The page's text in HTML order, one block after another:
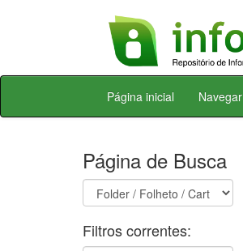
Skip
Página inicial Navegar
Página de Busca
Filtros correntes: